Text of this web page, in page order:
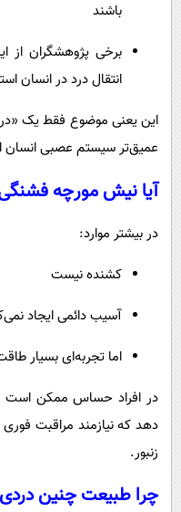
باشند
برخی پژوهشگران از
انتقال درد در انسان
این یعنی موضوع فقط یک
عمیق‌تر سیستم عصبی
آیا نیش مورچه
در بیشتر موارد:
کشنده نیست
آسیب دائمی ایجاد
اما تجربه‌ای بسیار
در افراد حساس ممکن است
دهد که نیازمند مراقبت
زنبور.
چرا طبیعت چنین